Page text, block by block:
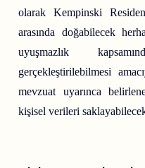
olarak Kempinski
arasında doğabilecek
uyuşmazlık
gerçekleştirilebilmesi
mevzuat uyarınca
kişisel verileri